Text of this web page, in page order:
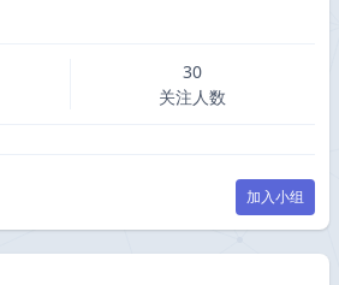
30
关注人数
加入小组